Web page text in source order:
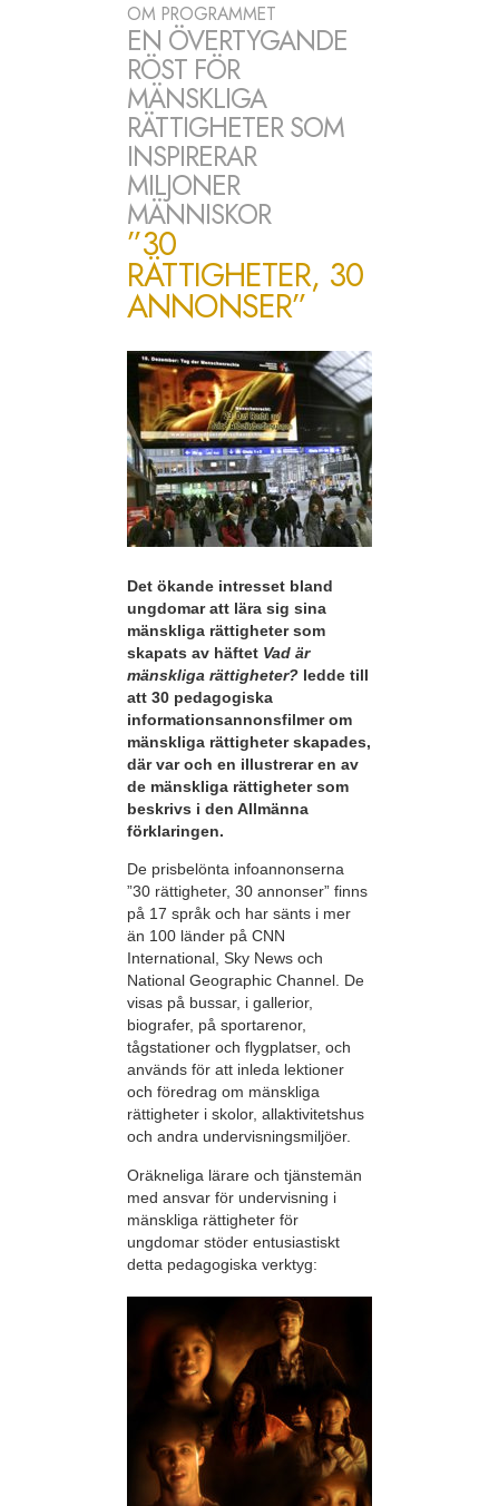
OM PROGRAMMET
EN ÖVERTYGANDE
RÖST FÖR
MÄNSKLIGA
RÄTTIGHETER SOM
INSPIRERAR
MILJONER
MÄNNISKOR
”30
RÄTTIGHETER, 30
ANNONSER”
Det ökande intresset bland
ungdomar att lära sig sina
mänskliga rättigheter som
skapats av häftet Vad är
mänskliga rättigheter? ledde till
att 30 pedagogiska
informationsannonsfilmer om
mänskliga rättigheter skapades,
där var och en illustrerar en av
de mänskliga rättigheter som
beskrivs i den Allmänna
förklaringen.
De prisbelönta infoannonserna
”30 rättigheter, 30 annonser” finns
på 17 språk och har sänts i mer
än 100 länder på CNN
International, Sky News och
National Geographic Channel. De
visas på bussar, i gallerior,
biografer, på sportarenor,
tågstationer och flygplatser, och
används för att inleda lektioner
och föredrag om mänskliga
rättigheter i skolor, allaktivitetshus
och andra undervisningsmiljöer.
Oräkneliga lärare och tjänstemän
med ansvar för undervisning i
mänskliga rättigheter för
ungdomar stöder entusiastiskt
detta pedagogiska verktyg: